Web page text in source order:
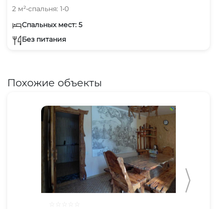
2 м²•спальня: 1•0
Спальных мест: 5
Без питания
Похожие объекты